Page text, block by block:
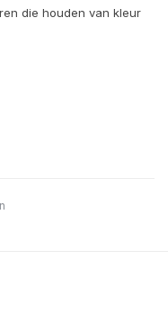
die houden van kleur